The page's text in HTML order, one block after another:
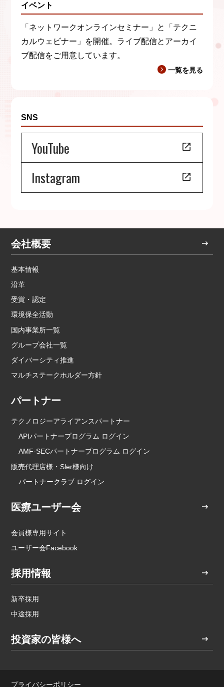
イベント
「ネットワークオンラインセミナー」と「テクニ
カルウェビナー」を開催。ライブ配信とアーカイ
ブ配信をご用意しています。
一覧を見る
SNS
YouTube
Instagram
会社概要
基本情報
沿革
受賞・認定
環境保全活動
国内事業所一覧
グループ会社一覧
ダイバーシティ推進
マルチステークホルダー方針
パートナー
テクノロジーアライアンスパートナー
APIパートナープログラム ログイン
AMF-SECパートナープログラム ログイン
販売代理店様・Sler様向け
パートナークラブ ログイン
医療ユーザー会
会員様専用サイト
ユーザー会Facebook
採用情報
新卒採用
中途採用
投資家の皆様へ
プライバシーポリシー